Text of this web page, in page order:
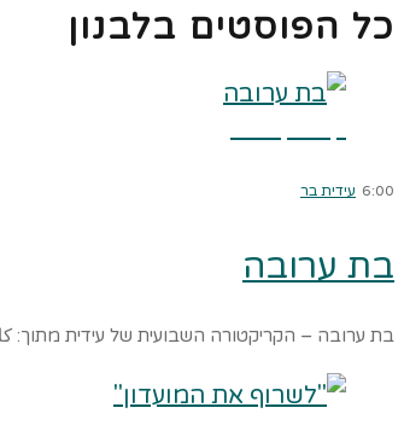
כל הפוסטים בלבנון
6:00 עידית בר
בת ערובה
בת ערובה – הקריקטורה השבועית של עידית מתוך: